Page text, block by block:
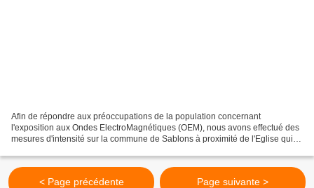
Afin de répondre aux préoccupations de la population concernant
l'exposition aux Ondes ElectroMagnétiques (OEM), nous avons effectué des
mesures d'intensité sur la commune de Sablons à proximité de l'Eglise qui
< Page précédente Page suivante >